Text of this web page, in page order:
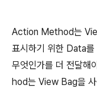
Action Method는
표시하기 위한 Data를
무엇인가를 더 전달
hod는 View Bag을 사